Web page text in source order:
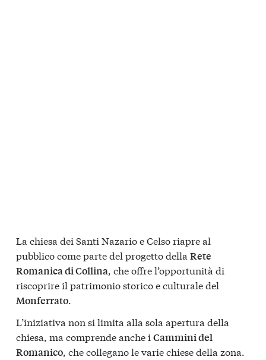
La chiesa dei Santi Nazario e Celso riapre al
pubblico come parte del progetto della Rete
Romanica di Collina, che offre l’opportunità di
riscoprire il patrimonio storico e culturale del
Monferrato.
L’iniziativa non si limita alla sola apertura della
chiesa, ma comprende anche i Cammini del
Romanico, che collegano le varie chiese della zona.